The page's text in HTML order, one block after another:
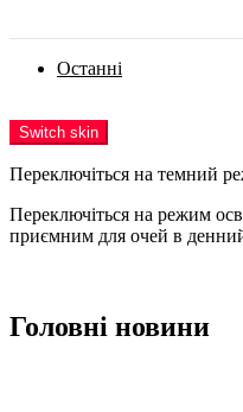
Останні
Switch skin
Переключіться на темний
Переключіться на режим
приємним для очей в
Головні новини